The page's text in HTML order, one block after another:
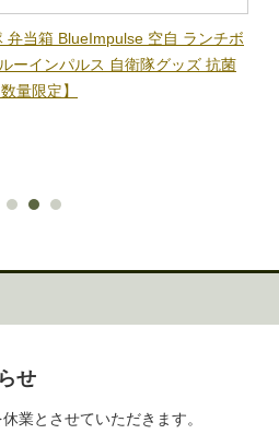
弁当箱 BlueImpulse 空自 ランチボ
ーインパルス 自衛隊グッズ 抗菌
量限定】
せ
業とさせていただきます。